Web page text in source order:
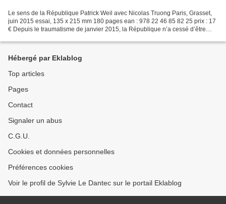
Le sens de la République Patrick Weil avec Nicolas Truong Paris, Grasset,
juin 2015 essai, 135 x 215 mm 180 pages ean : 978 22 46 85 82 25 prix : 17
€ Depuis le traumatisme de janvier 2015, la République n’a cessé d’être
Hébergé par Eklablog
Top articles
Pages
Contact
Signaler un abus
C.G.U.
Cookies et données personnelles
Préférences cookies
Voir le profil de Sylvie Le Dantec sur le portail Eklablog